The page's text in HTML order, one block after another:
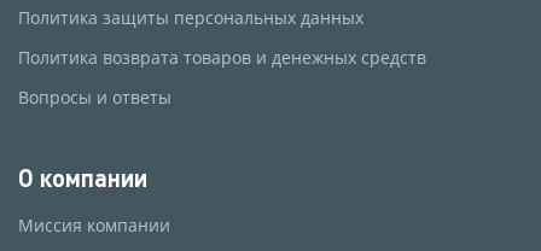
Политика защиты персональных данных
Политика возврата товаров и денежных средств
Вопросы и ответы
О компании
Миссия компании